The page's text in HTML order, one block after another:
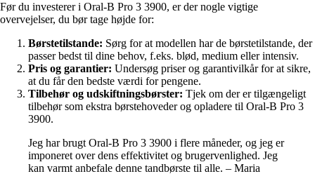
Før du investerer i Oral-B Pro 3 3900, er der nogle vigtige
overvejelser, du bør tage højde for:
Børstetilstande: Sørg for at modellen har de børstetilstande, der
passer bedst til dine behov, f.eks. blød, medium eller intensiv.
Pris og garantier: Undersøg priser og garantivilkår for at sikre,
at du får den bedste værdi for pengene.
Tilbehør og udskiftningsbørster: Tjek om der er tilgængeligt
tilbehør som ekstra børstehoveder og opladere til Oral-B Pro 3
3900.
Jeg har brugt Oral-B Pro 3 3900 i flere måneder, og jeg er
imponeret over dens effektivitet og brugervenlighed. Jeg
kan varmt anbefale denne tandbørste til alle. – Maria